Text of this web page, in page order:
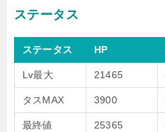
ステータス
ステータス HP
Lv最大 21465
タスMAX 3900
最終値 25365